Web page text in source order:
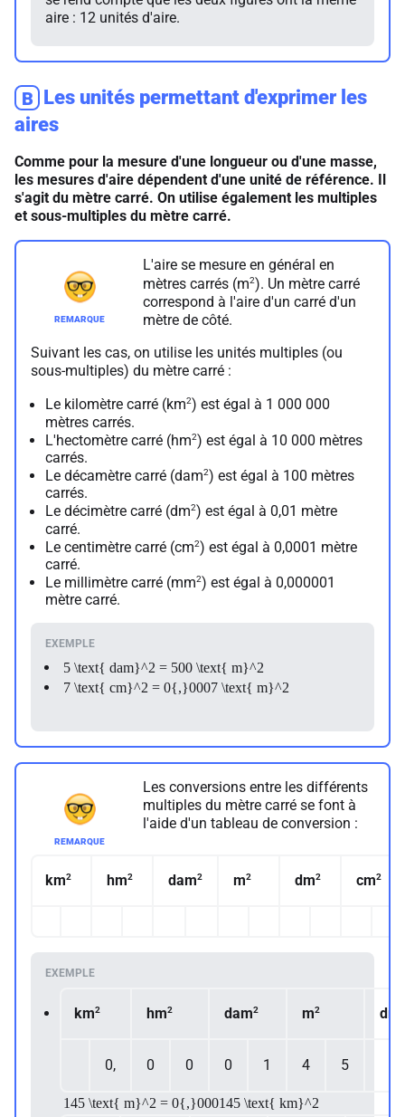
aire : 12 unités d'aire.
B Les unités permettant d'exprimer les
aires
Comme pour la mesure d'une longueur ou d'une masse,
les mesures d'aire dépendent d'une unité de référence. Il
s'agit du mètre carré. On utilise également les multiples
et sous-multiples du mètre carré.
L'aire se mesure en général en
mètres carrés (m2). Un mètre carré
correspond à l'aire d'un carré d'un
mètre de côté.
Suivant les cas, on utilise les unités multiples (ou
sous-multiples) du mètre carré :
Le kilomètre carré (km2) est égal à 1 000 000
mètres carrés.
L'hectomètre carré (hm2) est égal à 10 000 mètres
carrés.
Le décamètre carré (dam2) est égal à 100 mètres
carrés.
Le décimètre carré (dm2) est égal à 0,01 mètre
carré.
Le centimètre carré (cm2) est égal à 0,0001 mètre
carré.
Le millimètre carré (mm2) est égal à 0,000001
mètre carré.
5 \text{ dam}^2 = 500 \text{ m}^2
7 \text{ cm}^2 = 0{,}0007 \text{ m}^2
Les conversions entre les différents
multiples du mètre carré se font à
l'aide d'un tableau de conversion :
km2 hm2 dam2 m2 dm2 cm2
km2 hm2 dam2 m2 dm
0, 0 0 0 1 4 5
145 \text{ m}^2 = 0{,}000145 \text{ km}^2